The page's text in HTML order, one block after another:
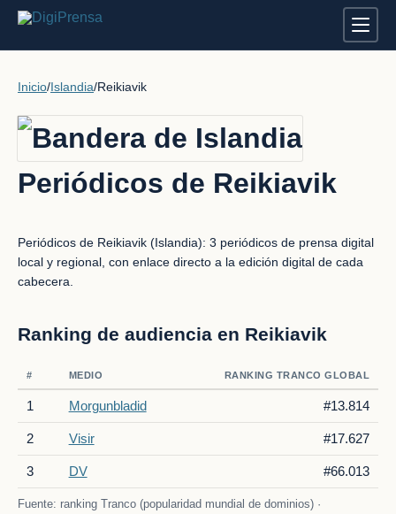
Inicio/Islandia/Reikiavik
Periódicos de Reikiavik
Periódicos de Reikiavik (Islandia): 3 periódicos de prensa digital
local y regional, con enlace directo a la edición digital de cada
cabecera.
Ranking de audiencia en Reikiavik
# MEDIO RANKING TRANCO GLOBAL
1 Morgunbladid #13.814
2 Visir #17.627
3 DV #66.013
Fuente: ranking Tranco (popularidad mundial de dominios) ·